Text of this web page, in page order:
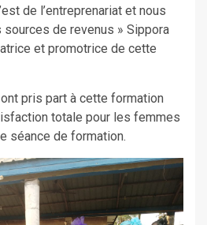
de l’entreprenariat et nous
de revenus » Sippora
et promotrice de cette
pris part à cette formation
totale pour les femmes
séance de formation.